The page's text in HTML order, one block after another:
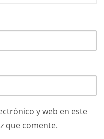
y web en este
que comente.